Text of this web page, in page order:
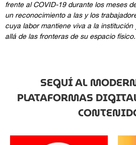
frente al COVID-19 durante los meses
un reconocimiento a las y los
cuya labor mantiene viva a la
allá de las fronteras de su espacio físico.
SEGUÍ AL
PLATAFORMAS